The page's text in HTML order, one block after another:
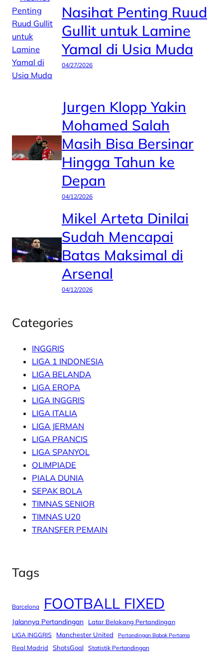
Nasihat Penting Ruud
Gullit untuk Lamine
Yamal di Usia Muda
04/27/2026
Jurgen Klopp Yakin
Mohamed Salah
Masih Bisa Bersinar
Hingga Tahun ke
Depan
04/12/2026
Mikel Arteta Dinilai
Sudah Mencapai
Batas Maksimal di
Arsenal
04/12/2026
Categories
INGGRIS
LIGA 1 INDONESIA
LIGA BELANDA
LIGA EROPA
LIGA INGGRIS
LIGA ITALIA
LIGA JERMAN
LIGA PRANCIS
LIGA SPANYOL
OLIMPIADE
PIALA DUNIA
SEPAK BOLA
TIMNAS SENIOR
TIMNAS U20
TRANSFER PEMAIN
Tags
Barcelona FOOTBALL FIXED
Jalannya Pertandingan Latar Belakang Pertandingan
LIGA INGGRIS Manchester United Pertandingan Babak Pertama
Real Madrid ShotsGoal Statistik Pertandingan